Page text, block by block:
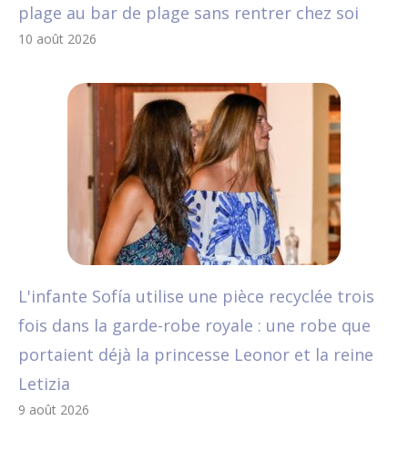
plage au bar de plage sans rentrer chez soi
10 août 2026
L'infante Sofía utilise une pièce recyclée trois
fois dans la garde-robe royale : une robe que
portaient déjà la princesse Leonor et la reine
Letizia
9 août 2026